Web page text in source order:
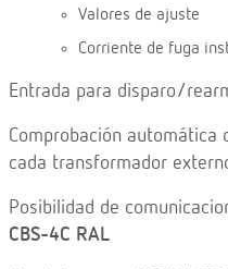
Valores de ajuste
Corriente de fuga
Entrada para disparo/
Comprobación automática
cada transformador
Posibilidad de
CBS-4C RAL